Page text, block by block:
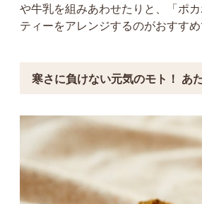
や牛乳を組みあわせたりと、「ポ
ティーをアレンジするのがおすすめ
寒さに負けない元気のモト！ あ